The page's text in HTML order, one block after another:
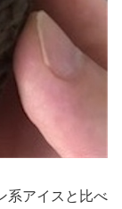
系アイスと比べ